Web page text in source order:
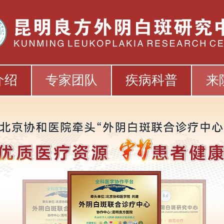
绍 专家团队 疾病科普 来